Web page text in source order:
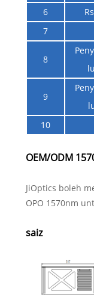
6
7
8
9
10
OEM/ODM
JiOptics boleh
OPO 1570nm
saiz